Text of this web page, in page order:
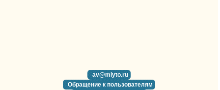
av@miyto.ru
Обращение к пользователям